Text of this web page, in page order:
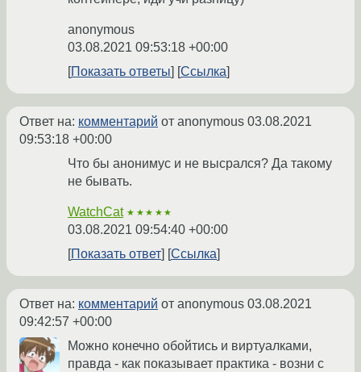
anonymous
03.08.2021 09:53:18 +00:00
Показать ответы
Ссылка
Ответ на: комментарий от anonymous 03.08.2021
09:53:18 +00:00
Что бы анонимус и не высрался? Да такому
не бывать.
WatchCat ★★★★★
03.08.2021 09:54:40 +00:00
Показать ответ
Ссылка
Ответ на: комментарий от anonymous 03.08.2021
09:42:57 +00:00
Можно конечно обойтись и виртуалками,
правда - как показывает практика - возни с